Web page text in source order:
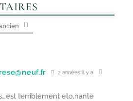
2 années il y a
terriblement eto.nante